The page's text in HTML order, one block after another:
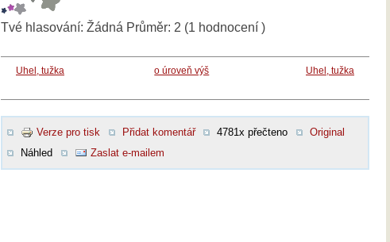
Tvé hlasování: Žádná Průměr: 2 (1 hodnocení )
Uhel, tužka o úroveň výš Uhel, tužka
Verze pro tisk Přidat komentář 4781x přečteno
Original
Náhled
Zaslat e-mailem